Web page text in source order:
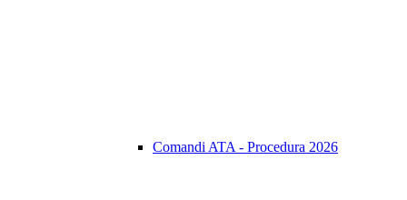
Comandi ATA - Procedura 2026